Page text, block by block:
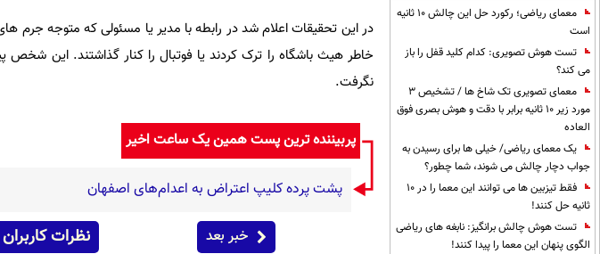
معمای ریاضی؛ رکورد حل این چالش 10 ثانیه
است
تست هوش تصویری: کدام کلید قفل را باز
می کند؟
معمای تصویری تک شاخ ها / تشخیص 3
مورد زیر 10 ثانیه برابر با دقت و هوش بصری فوق
العاده
یک معمای ریاضی/ خیلی ها برای رسیدن به
جواب دچار چالش می شوند، شما چطور؟
فقط تیزبین ها می توانند این معما را در 10
ثانیه حل کنند!
تست هوش چالش برانگیز: نابغه های ریاضی
الگوی پنهان این معما را پیدا کنند!
در این تحقیقات اعلام شد در رابطه با مدیر یا مسئولی که متوجه
نگرفت.
پربیننده ترین پست همین یک ساعت اخیر
پشت پرده کلیپ اعتراض به اعدام‌های اصفهان
خبر بعد نظرات کاربران